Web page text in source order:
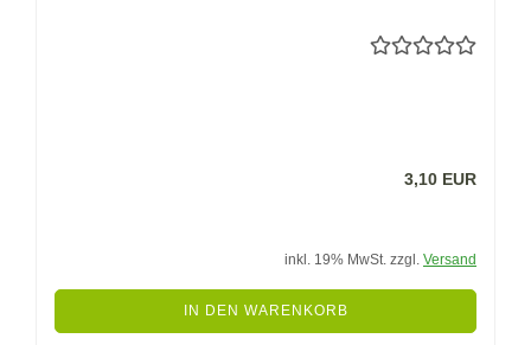
3,10 EUR
inkl. 19% MwSt. zzgl. Versand
IN DEN WARENKORB